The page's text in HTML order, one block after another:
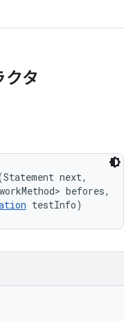
クタ
next,
befores,
testInfo)